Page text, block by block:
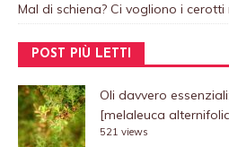
Mal di schiena? Ci vogliono i
POST PIÙ LETTI
Oli davvero
[melaleuca
521 views